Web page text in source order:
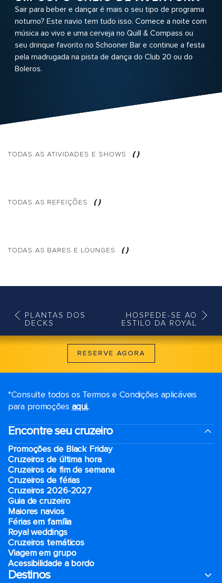
Sair para beber e dançar é mais o seu tipo de programa
noturno? Este navio tem tudo isso. Comece a noite com
música ao vivo e uma cerveja no Quill & Compass ou
seu drinque favorito no Schooner Bar e continue a festa
pela madrugada na pista de dança do Club 20 ou do
Boleros.
TODAS AS ATIVIDADES E SHOWS ()
TODAS AS REFEIÇÕES ()
TODAS AS BARES E LOUNGES ()
PLANTAS DOS
DECKS
HOSPEDE-SE AO
ESTILO DA ROYAL
RESERVE AGORA
*Consulte todos os Termos e Condições aplicáveis ​​
para promoções aqui..
Encontre seu cruzeiro
Promoções de Black Friday
Cruzeiros de última hora
Cruzeiros de fim de semana
Cruzeiros de férias
Cruzeiros 2026-2027
Guia de cruzeiro
Maiores navios
Férias em família
Royal weddings
Cruzeiros temáticos
Viagem em grupo
Acessibilidade a bordo
Destinos